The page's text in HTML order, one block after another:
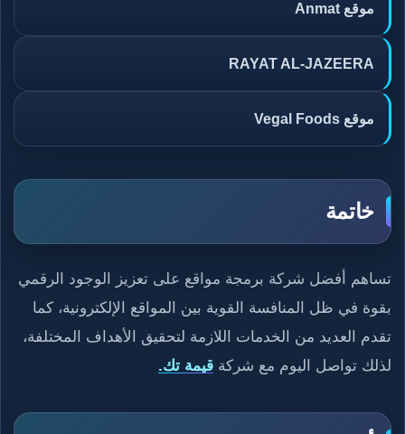
موقع Anmat
RAYAT AL-JAZEERA
موقع Vegal Foods
خاتمة
تساهم أفضل شركة برمجة مواقع على تعزيز الوجود الرقمي
بقوة في ظل المنافسة القوية بين المواقع الإلكترونية، كما
تقدم العديد من الخدمات اللازمة لتحقيق الأهداف المختلفة،
لذلك تواصل اليوم مع شركة قيمة تك.